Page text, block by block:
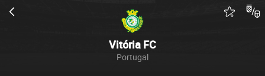
Vitória FC
Portugal